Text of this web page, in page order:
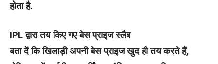
होता है.
IPL द्वारा तय किए गए बेस प्राइज स्लैब
बता दें कि खिलाड़ी अपनी बेस प्राइज खुद ही तय करते हैं,